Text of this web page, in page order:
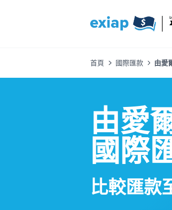
首頁 國際匯款 由愛
由愛
國際
比較匯款